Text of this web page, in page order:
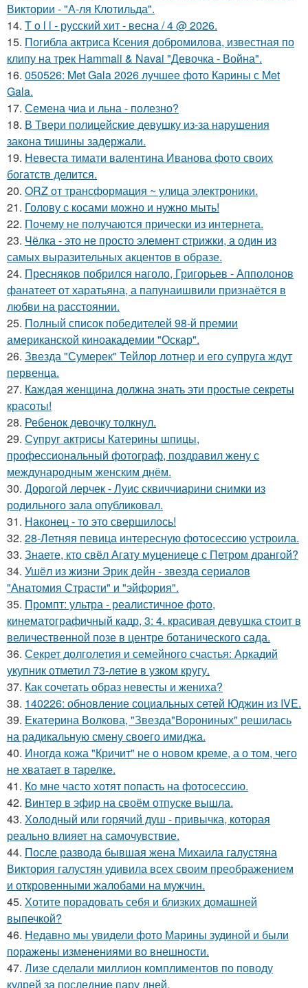
Виктории - "А-ля Клотильда".
14. T o l l - русский хит - весна / 4 @ 2026.
15. Погибла актриса Ксения добромилова, известная по
клипу на трек Hammali & Navai "Девочка - Война".
16. 050526: Met Gala 2026 лучшее фото Карины с Met
Gala.
17. Семена чиа и льна - полезно?
18. В Твери полицейские девушку из-за нарушения
закона тишины задержали.
19. Невеста тимати валентина Иванова фото своих
богатств делится.
20. ORZ от трансформация ~ улица электроники.
21. Голову с косами можно и нужно мыть!
22. Почему не получаются прически из интернета.
23. Чёлка - это не просто элемент стрижки, а один из
самых выразительных акцентов в образе.
24. Пресняков побрился наголо, Григорьев - Апполонов
фанатеет от харатьяна, а папунаишвили признаётся в
любви на расстоянии.
25. Полный список победителей 98-й премии
американской киноакадемии "Оскар".
26. Звезда "Сумерек" Тейлор лотнер и его супруга ждут
первенца.
27. Каждая женщина должна знать эти простые секреты
красоты!
28. Ребенок девочку толкнул.
29. Супруг актрисы Катерины шпицы,
профессиональный фотограф, поздравил жену с
международным женским днём.
30. Дорогой лерчек - Луис сквиччиарини снимки из
родильного зала опубликовал.
31. Наконец - то это свершилось!
32. 28-Летняя певица интересную фотосессию устроила.
33. Знаете, кто свёл Агату муцениеце с Петром дрангой?
34. Ушёл из жизни Эрик дейн - звезда сериалов
"Анатомия Страсти" и "эйфория".
35. Промпт: ультра - реалистичное фото,
кинематографичный кадр, 3: 4. красивая девушка стоит в
величественной позе в центре ботанического сада.
36. Секрет долголетия и семейного счастья: Аркадий
укупник отметил 73-летие в узком кругу.
37. Как сочетать образ невесты и жениха?
38. 140226: обновление социальных сетей Юджин из IVE.
39. Екатерина Волкова, "Звезда"Ворониных" решилась
на радикальную смену своего имиджа.
40. Иногда кожа "Кричит" не о новом креме, а о том, чего
не хватает в тарелке.
41. Ко мне часто хотят попасть на фотосессию.
42. Винтер в эфир на своём отпуске вышла.
43. Холодный или горячий душ - привычка, которая
реально влияет на самочувствие.
44. После развода бывшая жена Михаила галустяна
Виктория галустян удивила всех своим преображением
и откровенными жалобами на мужчин.
45. Хотите порадовать себя и близких домашней
выпечкой?
46. Недавно мы увидели фото Марины зудиной и были
поражены изменениями во внешности.
47. Лизе сделали миллион комплиментов по поводу
кудрей за последние пару дней.